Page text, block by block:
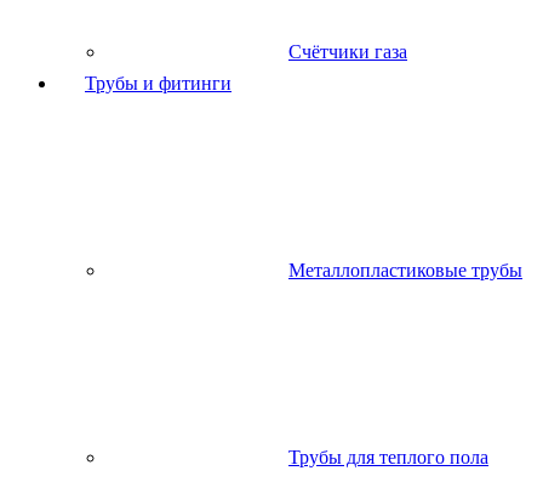
Счётчики газа
Трубы и фитинги
Металлопластиковые трубы
Трубы для теплого пола